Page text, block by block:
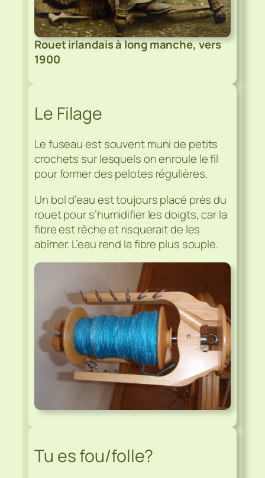
Rouet irlandais à long manche, vers
1900
Le Filage
Le fuseau est souvent muni de petits
crochets sur lesquels on enroule le fil
pour former des pelotes régulières.
Un bol d’eau est toujours placé près du
rouet pour s’humidifier les doigts, car la
fibre est rêche et risquerait de les
abîmer. L’eau rend la fibre plus souple.
Tu es fou/folle?